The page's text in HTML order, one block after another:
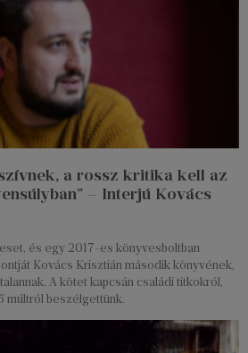
a rossz kritika kell az
– Interjú Kovács
és egy 2017-es könyvesboltban
Kovács Krisztián második könyvének,
A kötet kapcsán családi titkokról,
múltról beszélgettünk.